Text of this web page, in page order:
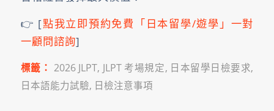
👉 [點我立即預約免費「日本留學/遊學」一對
一顧問諮詢]
標籤： 2026 JLPT, JLPT 考場規定, 日本留學日檢要求,
日本語能力試驗, 日檢注意事項